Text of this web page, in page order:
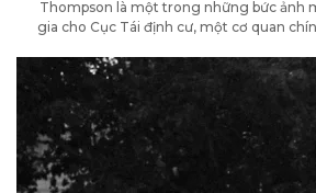
Thompson là một trong những bức ảnh
gia cho Cục Tái định cư, một cơ quan